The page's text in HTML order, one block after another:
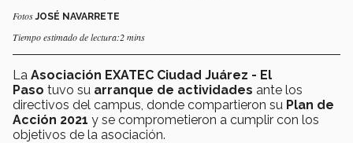
FotosJOSÉ NAVARRETE
Tiempo estimado de lectura:2 mins
La Asociación EXATEC Ciudad Juárez - El
Paso tuvo su arranque de actividades ante los
directivos del campus, donde compartieron su Plan de
Acción 2021 y se comprometieron a cumplir con los
objetivos de la asociación.